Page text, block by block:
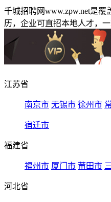
千城招聘网www.zpw.net是
历，企业可直招本地人才，
江苏省
南京市 无锡市 徐州市
宿迁市
福建省
福州市 厦门市 莆田市
河北省